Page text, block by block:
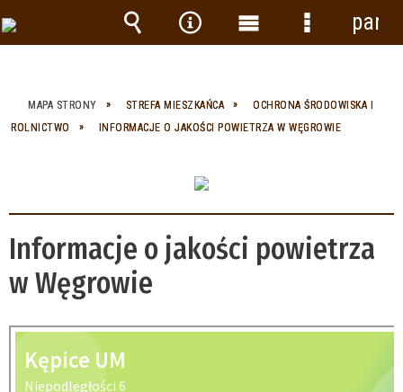
MAPA STRONY STREFA MIESZKAŃCA
OCHRONA ŚRODOWISKA I
ROLNICTWO
INFORMACJE O JAKOŚCI POWIETRZA W WĘGROWIE
Informacje o jakości powietrza
w Węgrowie
Wyszukiwarka
Narzędzia
Menu Menu
panel